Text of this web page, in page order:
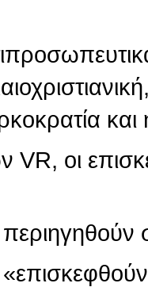
VR, οι
στον
τον